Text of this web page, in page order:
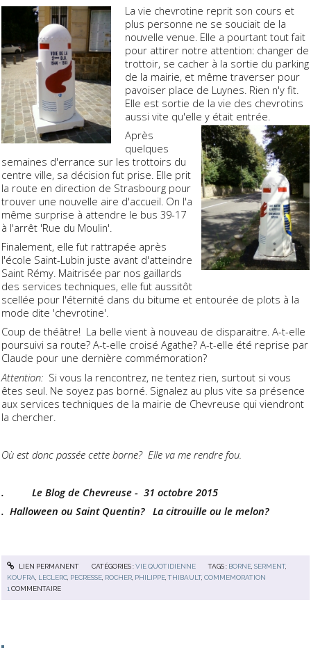
La vie chevrotine reprit son cours et
plus personne ne se souciait de la
nouvelle venue. Elle a pourtant tout fait
pour attirer notre attention: changer de
trottoir, se cacher à la sortie du parking
de la mairie, et même traverser pour
pavoiser place de Luynes. Rien n'y fit.
Elle est sortie de la vie des chevrotins
aussi vite qu'elle y était entrée.
Après
quelques
semaines d'errance sur les trottoirs du
centre ville, sa décision fut prise. Elle prit
la route en direction de Strasbourg pour
trouver une nouvelle aire d'accueil. On l'a
même surprise à attendre le bus 39-17
à l'arrêt 'Rue du Moulin'.
Finalement, elle fut rattrapée après
l'école Saint-Lubin juste avant d'atteindre
Saint Rémy. Maitrisée par nos gaillards
des services techniques, elle fut aussitôt
scellée pour l'éternité dans du bitume et entourée de plots à la
mode dite 'chevrotine'.
Coup de théâtre! La belle vient à nouveau de disparaitre. A-t-elle
poursuivi sa route? A-t-elle croisé Agathe? A-t-elle été reprise par
Claude pour une dernière commémoration?
Attention: Si vous la rencontrez, ne tentez rien, surtout si vous
êtes seul. Ne soyez pas borné. Signalez au plus vite sa présence
aux services techniques de la mairie de Chevreuse qui viendront
la chercher.
Où est donc passée cette borne? Elle va me rendre fou.
. Le Blog de Chevreuse - 31 octobre 2015
. Halloween ou Saint Quentin? La citrouille ou le melon?
LIEN PERMANENT CATÉGORIES :VIE QUOTIDIENNE TAGS : BORNE ,SERMENT,
KOUFRA LECLERC PECRESSE ROCHER PHILIPPE ,THIBAULT,COMMEMORATION
1 COMMENTAIRE